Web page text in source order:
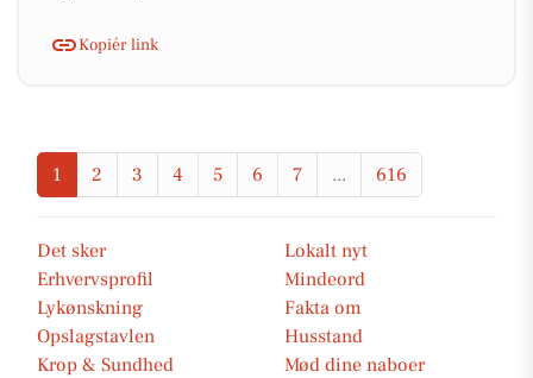
Kopiér link
1 2 3 4 5 6 7 ... 616
Det sker
Lokalt nyt
Erhvervsprofil
Mindeord
Lykønskning
Fakta om
Opslagstavlen
Husstand
Krop & Sundhed
Mød dine naboer